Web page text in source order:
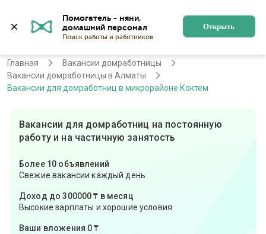
Помогатель - няни,
Поиск работы и работников
Открыть
Алматы Регистрация
Главная
Вакансии домработницы
Вакансии домработницы в Алматы
Вакансии для домработниц в микрорайоне Коктем
Вакансии для домработниц на постоянную
работу и на частичную занятость
Более 10 объявлений
Свежие вакансии каждый день
Доход до 300000 ₸ в месяц
Высокие зарплаты и хорошие условия
Ваши вложения 0 ₸